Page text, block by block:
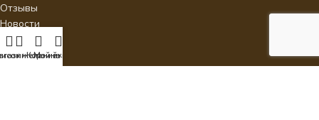
Отзывы
Новости
Каталог
Контакты
Стать партнером
желаний
Корзина
Мой аккаунт